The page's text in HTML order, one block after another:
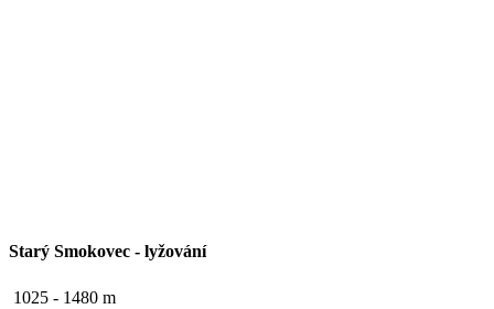
Starý Smokovec - lyžování
1025 - 1480 m